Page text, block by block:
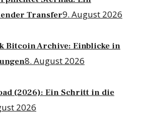
Transfer9. August 2026
Bitcoin Archive: Einblicke in
8. August 2026
(2026): Ein Schritt in die
2026